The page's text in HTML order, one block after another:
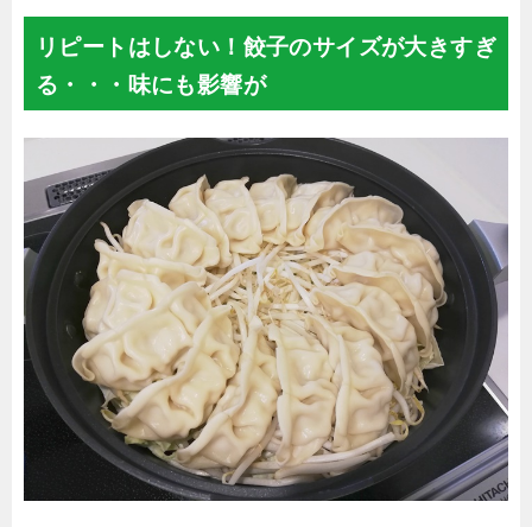
リピートはしない！餃子のサイズが大きすぎ
る・・・味にも影響が